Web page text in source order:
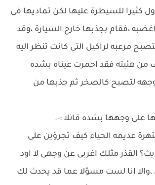
كثيرا للسيطرة عليها لكن تماديها فى
اغضبه ،فقام بجذبها خارح السيارة ،وقد
مرعبه لراكيل التى كانت تنظر اليه
من هئيته فقد احمرت عيناه بشده
لتصبح كالصخر ثم جذبها من
على وجهها بشده قائلا :-.
عديمه الحياء كيف تجرؤين على
القذر مثلك اغربى عن وجهى لا اود
،والا انا لست مسؤلا عما قد يحدث لك